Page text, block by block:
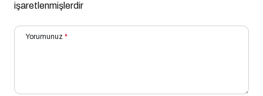
işaretlenmişlerdir
Yorumunuz *